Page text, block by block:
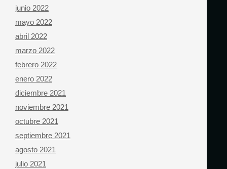
junio 2022
mayo 2022
abril 2022
marzo 2022
febrero 2022
enero 2022
diciembre 2021
noviembre 2021
octubre 2021
septiembre 2021
agosto 2021
julio 2021